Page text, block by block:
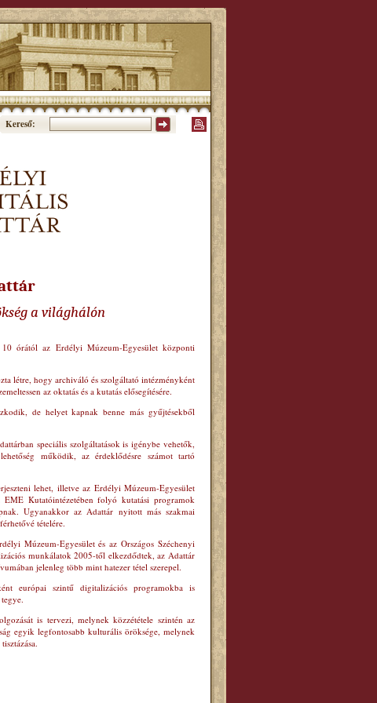
Kereső:
a világhálón
órától az Erdélyi Múzeum-Egyesület központi
létre, hogy archiváló és szolgáltató intézményként
az oktatás és a kutatás elősegítésére.
de helyet kapnak benne más gyűjtésekből
speciális szolgáltatások is igénybe vehetők,
működik, az érdeklődésre számot tartó
lehet, illetve az Erdélyi Múzeum-Egyesület
Kutatóintézetében folyó kutatási programok
Ugyanakkor az Adattár nyitott más szakmai
tételére.
Múzeum-Egyesület és az Országos Széchenyi
munkálatok 2005-től elkezdődtek, az Adattár
jelenleg több mint hatezer tétel szerepel.
európai szintű digitalizációs programokba is
is tervezi, melynek közzététele szintén az
egyik legfontosabb kulturális öröksége, melynek